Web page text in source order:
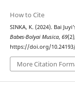
How to Cite
SINKA, K. (2024). Bai
Babes-Bolyai Musica, 69
https://doi.org/
More Citation